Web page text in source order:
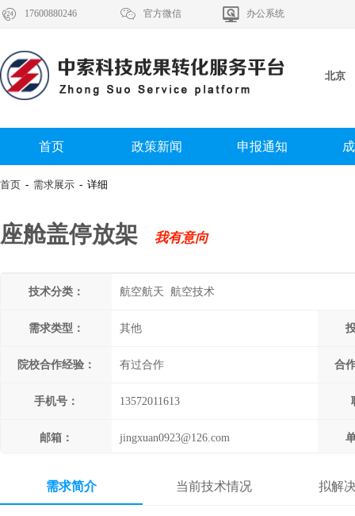
 17600880246  官方微信  办公系统
北京
首页 政策新闻 申报通知
首页 - 需求展示 - 详细
座舱盖停放架 我有意向
技术分类： 航空航天 航空技术
需求类型： 其他
院校合作经验： 有过合作 合
手机号： 13572011613
邮箱： jingxuan0923@126.com
需求简介 当前技术情况 拟解